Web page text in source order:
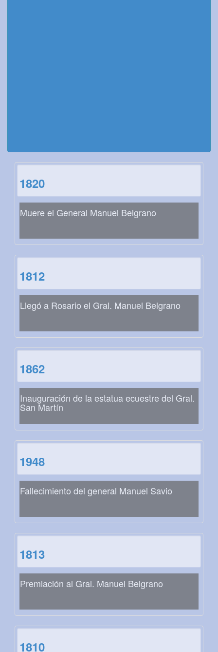
1820
Muere el General Manuel Belgrano
1812
Llegó a Rosario el Gral. Manuel Belgrano
1862
Inauguración de la estatua ecuestre del Gral.
San Martín
1948
Fallecimiento del general Manuel Savio
1813
Premiación al Gral. Manuel Belgrano
1810